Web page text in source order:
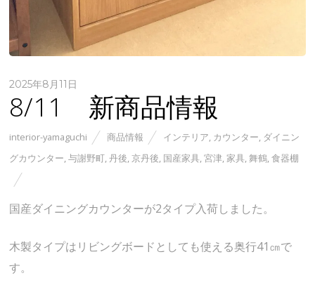
2025年8月11日
8/11 新商品情報
interior-yamaguchi 商品情報 インテリア, カウンター, ダイニン
グカウンター,与謝野町,丹後,京丹後, 国産家具,宮津,家具,舞鶴,食器棚
国産ダイニングカウンターが2タイプ入荷しました。
木製タイプはリビングボードとしても使える奥行41㎝で
す。